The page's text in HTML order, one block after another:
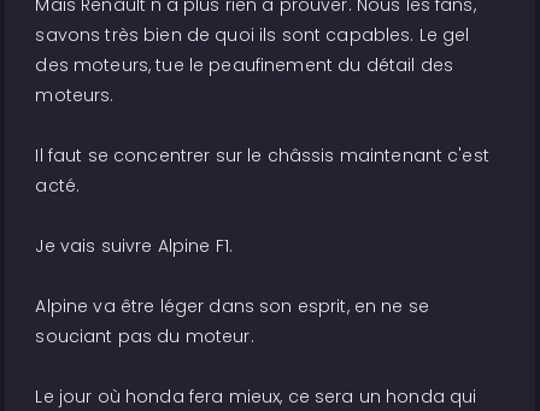
Mais Renault n'a plus rien a prouver. Nous les fans,
savons très bien de quoi ils sont capables. Le gel
des moteurs, tue le peaufinement du détail des
moteurs.
Il faut se concentrer sur le châssis maintenant c'est
acté.
Je vais suivre Alpine F1.
Alpine va être léger dans son esprit, en ne se
souciant pas du moteur.
Le jour où honda fera mieux, ce sera un honda qui